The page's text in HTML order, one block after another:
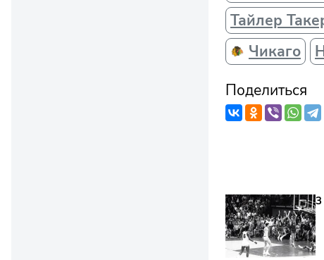
Тайлер
Чикаго
Поделиться